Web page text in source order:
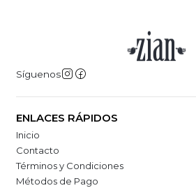
Síguenos
ENLACES RÁPIDOS
Inicio
Contacto
Términos y Condiciones
Métodos de Pago